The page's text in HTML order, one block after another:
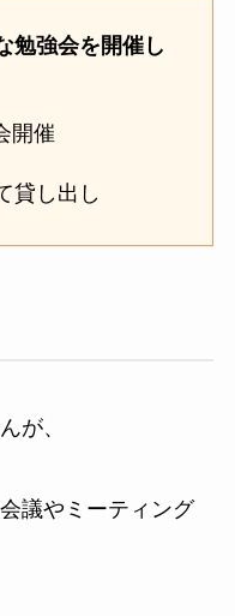
勉強会を開催し
開催
貸し出し
が、
議やミーティング